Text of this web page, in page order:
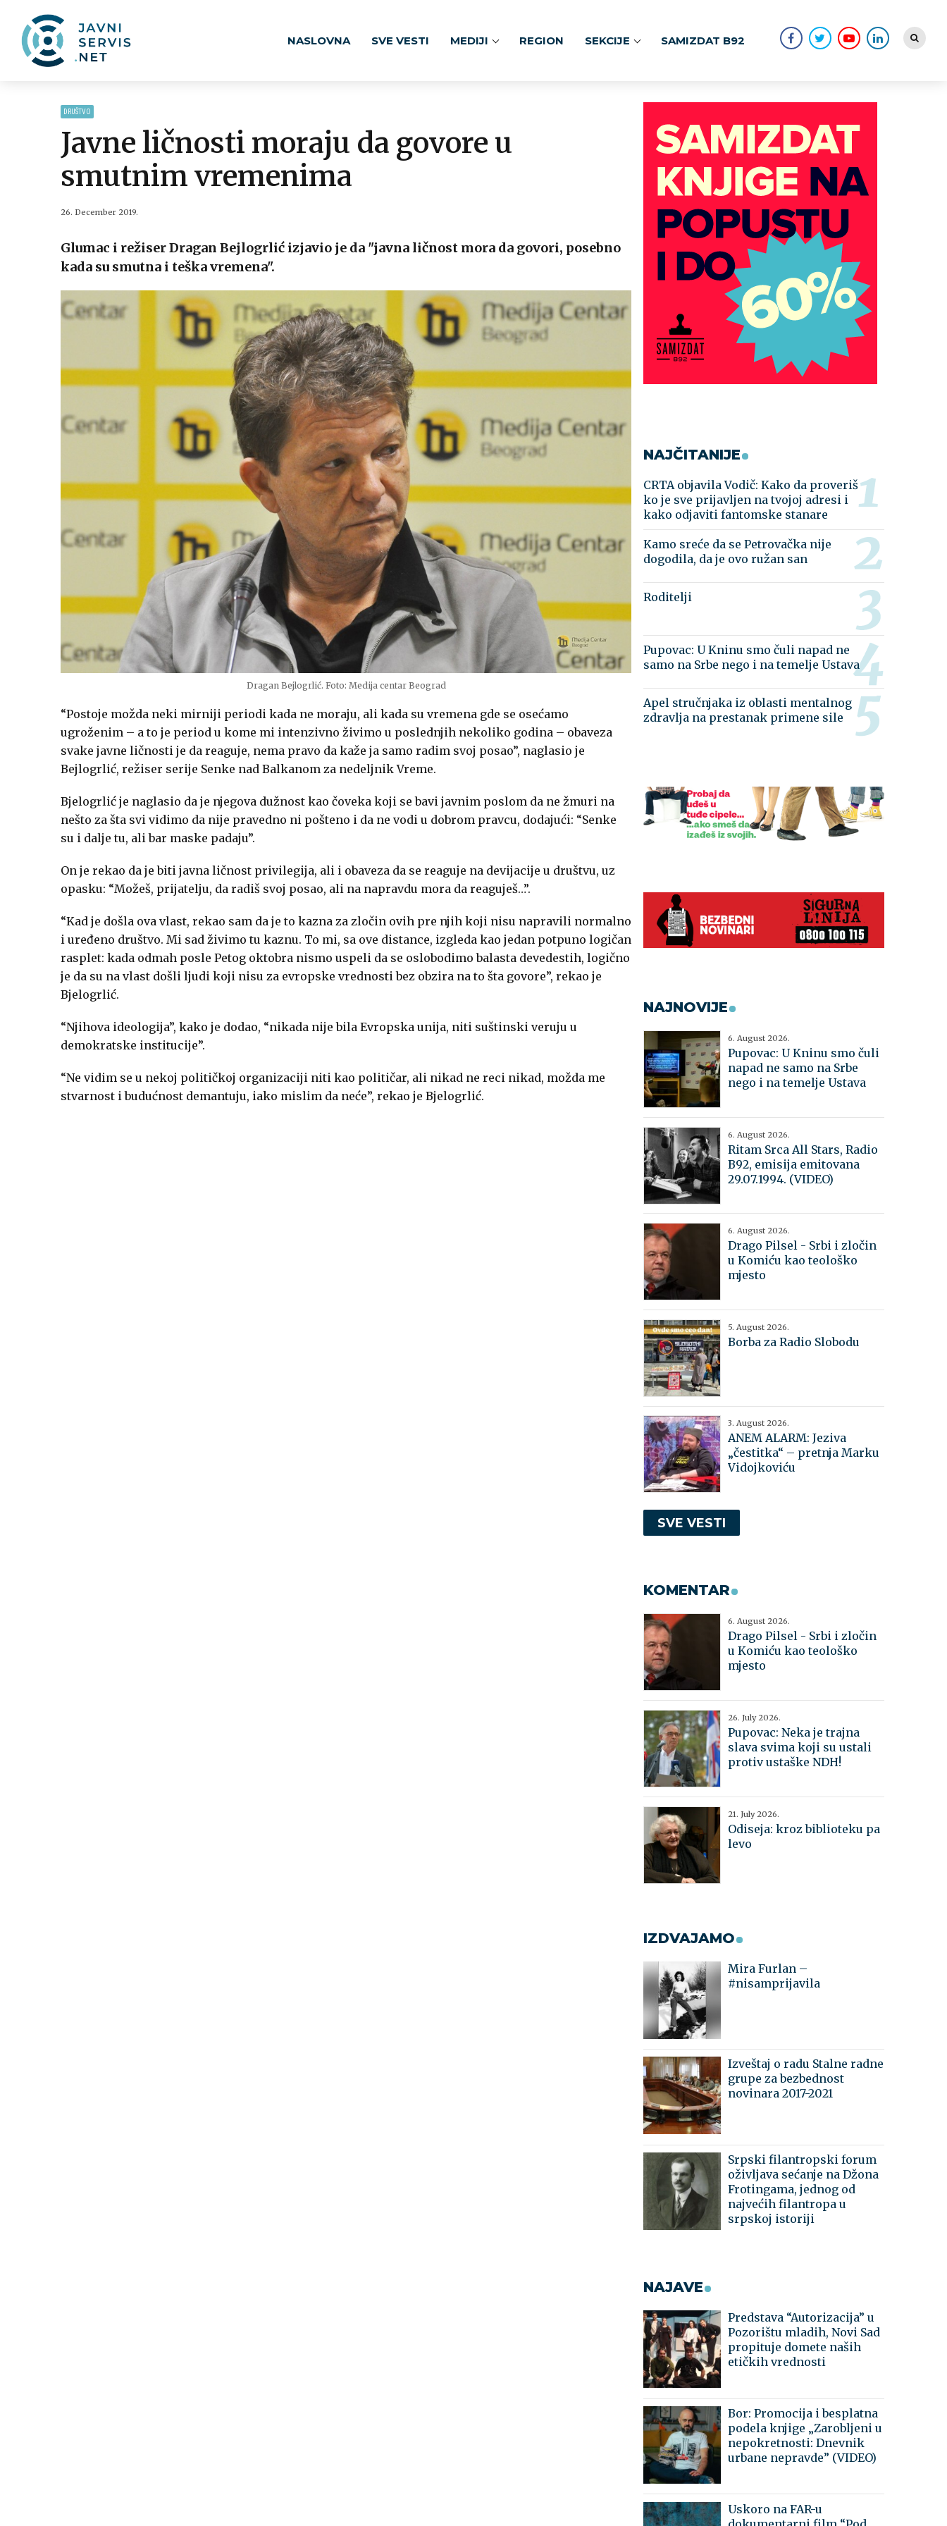
NASLOVNA SVE VESTI MEDIJI REGION SEKCIJE SAMIZDAT B92
DRUŠTVO
Javne ličnosti moraju da govore u
smutnim vremenima
26. December 2019.
Glumac i režiser Dragan Bejlogrlić izjavio je da "javna ličnost mora da govori, posebno
kada su smutna i teška vremena".
Dragan Bejlogrlić. Foto: Medija centar Beograd
“Postoje možda neki mirniji periodi kada ne moraju, ali kada su vremena gde se osećamo
ugroženim – a to je period u kome mi intenzivno živimo u poslednjih nekoliko godina – obaveza
svake javne ličnosti je da reaguje, nema pravo da kaže ja samo radim svoj posao”, naglasio je
Bejlogrlić, režiser serije Senke nad Balkanom za nedeljnik Vreme.
Bjelogrlić je naglasio da je njegova dužnost kao čoveka koji se bavi javnim poslom da ne žmuri na
nešto za šta svi vidimo da nije pravedno ni pošteno i da ne vodi u dobrom pravcu, dodajući: “Senke
su i dalje tu, ali bar maske padaju”.
On je rekao da je biti javna ličnost privilegija, ali i obaveza da se reaguje na devijacije u društvu, uz
opasku: “Možeš, prijatelju, da radiš svoj posao, ali na napravdu mora da reaguješ…”.
“Kad je došla ova vlast, rekao sam da je to kazna za zločin ovih pre njih koji nisu napravili normalno
i uređeno društvo. Mi sad živimo tu kaznu. To mi, sa ove distance, izgleda kao jedan potpuno logičan
rasplet: kada odmah posle Petog oktobra nismo uspeli da se oslobodimo balasta devedestih, logično
je da su na vlast došli ljudi koji nisu za evropske vrednosti bez obzira na to šta govore”, rekao je
Bjelogrlić.
“Njihova ideologija”, kako je dodao, “nikada nije bila Evropska unija, niti suštinski veruju u
demokratske institucije”.
“Ne vidim se u nekoj političkoj organizaciji niti kao političar, ali nikad ne reci nikad, možda me
stvarnost i budućnost demantuju, iako mislim da neće”, rekao je Bjelogrlić.
NAJČITANIJE
CRTA objavila Vodič: Kako da proveriš
ko je sve prijavljen na tvojoj adresi i
kako odjaviti fantomske stanare
Kamo sreće da se Petrovačka nije
dogodila, da je ovo ružan san
Roditelji
Pupovac: U Kninu smo čuli napad ne
samo na Srbe nego i na temelje Ustava
Apel stručnjaka iz oblasti mentalnog
zdravlja na prestanak primene sile
NAJNOVIJE
6. August 2026.
Pupovac: U Kninu smo čuli
napad ne samo na Srbe
nego i na temelje Ustava
6. August 2026.
Ritam Srca All Stars, Radio
B92, emisija emitovana
29.07.1994. (VIDEO)
6. August 2026.
Drago Pilsel - Srbi i zločin
u Komiću kao teološko
mjesto
5. August 2026.
Borba za Radio Slobodu
3. August 2026.
ANEM ALARM: Jeziva
„čestitka“ – pretnja Marku
Vidojkoviću
SVE VESTI
KOMENTAR
6. August 2026.
Drago Pilsel - Srbi i zločin
u Komiću kao teološko
mjesto
26. July 2026.
Pupovac: Neka je trajna
slava svima koji su ustali
protiv ustaške NDH!
21. July 2026.
Odiseja: kroz biblioteku pa
levo
IZDVAJAMO
Mira Furlan –
#nisamprijavila
Izveštaj o radu Stalne radne
grupe za bezbednost
novinara 2017-2021
Srpski filantropski forum
oživljava sećanje na Džona
Frotingama, jednog od
najvećih filantropa u
srpskoj istoriji
NAJAVE
Predstava “Autorizacija” u
Pozorištu mladih, Novi Sad
propituje domete naših
etičkih vrednosti
Bor: Promocija i besplatna
podela knjige „Zarobljeni u
nepokretnosti: Dnevnik
urbane nepravde” (VIDEO)
Uskoro na FAR-u